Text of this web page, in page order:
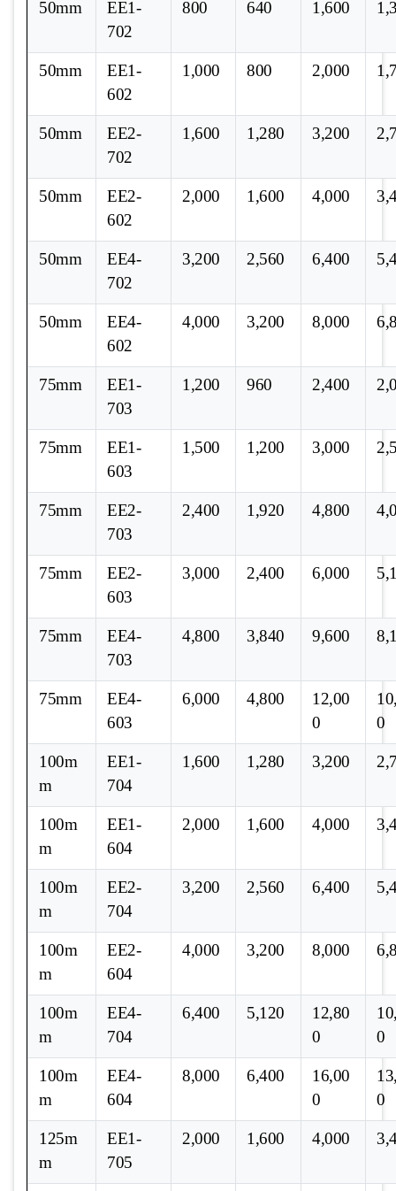
50mm
EE1-
702
800 640 1,600
50mm
EE1-
602
1,000 800 2,000
50mm
EE2-
702
1,600 1,280 3,200
50mm
EE2-
602
2,000 1,600 4,000
50mm
EE4-
702
3,200 2,560 6,400
50mm
EE4-
602
4,000 3,200 8,000
75mm
EE1-
703
1,200 960 2,400
75mm
EE1-
603
1,500 1,200 3,000
75mm
EE2-
703
2,400 1,920 4,800
75mm
EE2-
603
3,000 2,400 6,000
75mm
EE4-
703
4,800 3,840 9,600
75mm
EE4-
603
6,000 4,800
12,00
0
0
100m
m
EE1-
704
1,600 1,280 3,200
100m
m
EE1-
604
2,000 1,600 4,000
100m
m
EE2-
704
3,200 2,560 6,400
100m
m
EE2-
604
4,000 3,200 8,000
100m
m
EE4-
704
6,400 5,120
12,80
0
0
100m
m
EE4-
604
8,000 6,400
16,00
0
0
125m
m
EE1-
705
2,000 1,600 4,000